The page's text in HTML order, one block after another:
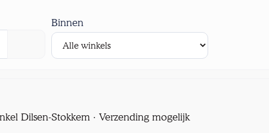
Binnen
Dilsen-Stokkem · Verzending mogelijk